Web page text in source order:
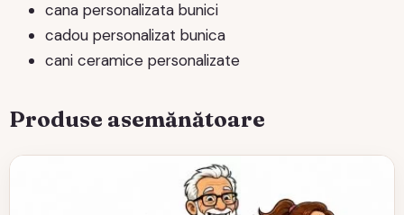
cana personalizata bunici
cadou personalizat bunica
cani ceramice personalizate
Produse asemănătoare